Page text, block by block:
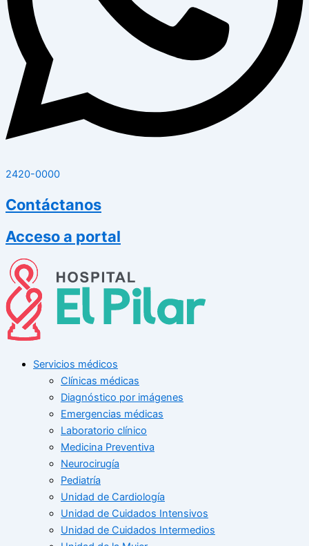
2420-0000
Contáctanos
Acceso a portal
Servicios médicos
Clínicas médicas
Diagnóstico por imágenes
Emergencias médicas
Laboratorio clínico
Medicina Preventiva
Neurocirugía
Pediatría
Unidad de Cardiología
Unidad de Cuidados Intensivos
Unidad de Cuidados Intermedios